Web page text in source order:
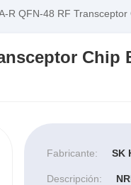
R QFN-48 RF
Fabricante: SK
Descripción: